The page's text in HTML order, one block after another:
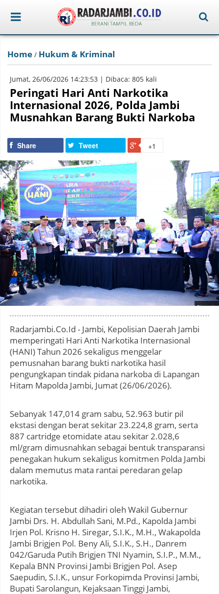
Home / Hukum & Kriminal
Jumat, 26/06/2026 14:23:53 | Dibaca: 805 kali
Peringati Hari Anti Narkotika
Internasional 2026, Polda Jambi
Musnahkan Barang Bukti Narkoba
Share Tweet +1
Photo by
Radarjambi.Co.Id - Jambi, Kepolisian Daerah Jambi
memperingati Hari Anti Narkotika Internasional
(HANI) Tahun 2026 sekaligus menggelar
pemusnahan barang bukti narkotika hasil
pengungkapan tindak pidana narkoba di Lapangan
Hitam Mapolda Jambi, Jumat (26/06/2026).
Sebanyak 147,014 gram sabu, 52.963 butir pil
ekstasi dengan berat sekitar 23.224,8 gram, serta
887 cartridge etomidate atau sekitar 2.028,6
ml/gram dimusnahkan sebagai bentuk transparansi
penegakan hukum sekaligus komitmen Polda Jambi
dalam memutus mata rantai peredaran gelap
narkotika.
Kegiatan tersebut dihadiri oleh Wakil Gubernur
Jambi Drs. H. Abdullah Sani, M.Pd., Kapolda Jambi
Irjen Pol. Krisno H. Siregar, S.I.K., M.H., Wakapolda
Jambi Brigjen Pol. Beny Ali, S.I.K., S.H., Danrem
042/Garuda Putih Brigjen TNI Nyamin, S.I.P., M.M.,
Kepala BNN Provinsi Jambi Brigjen Pol. Asep
Saepudin, S.I.K., unsur Forkopimda Provinsi Jambi,
Bupati Sarolangun, Kejaksaan Tinggi Jambi,